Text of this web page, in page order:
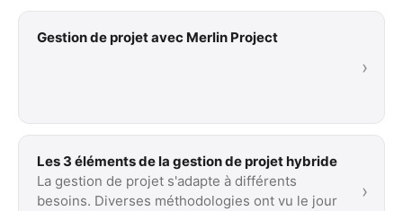
Gestion de projet avec Merlin Project
›
Les 3 éléments de la gestion de projet hybride
La gestion de projet s'adapte à différents
besoins. Diverses méthodologies ont vu le jour
›